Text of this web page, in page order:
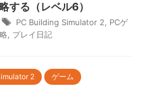
する（レベル6）
PC Building Simulator 2
PCゲ
プレイ日記
2 ゲーム